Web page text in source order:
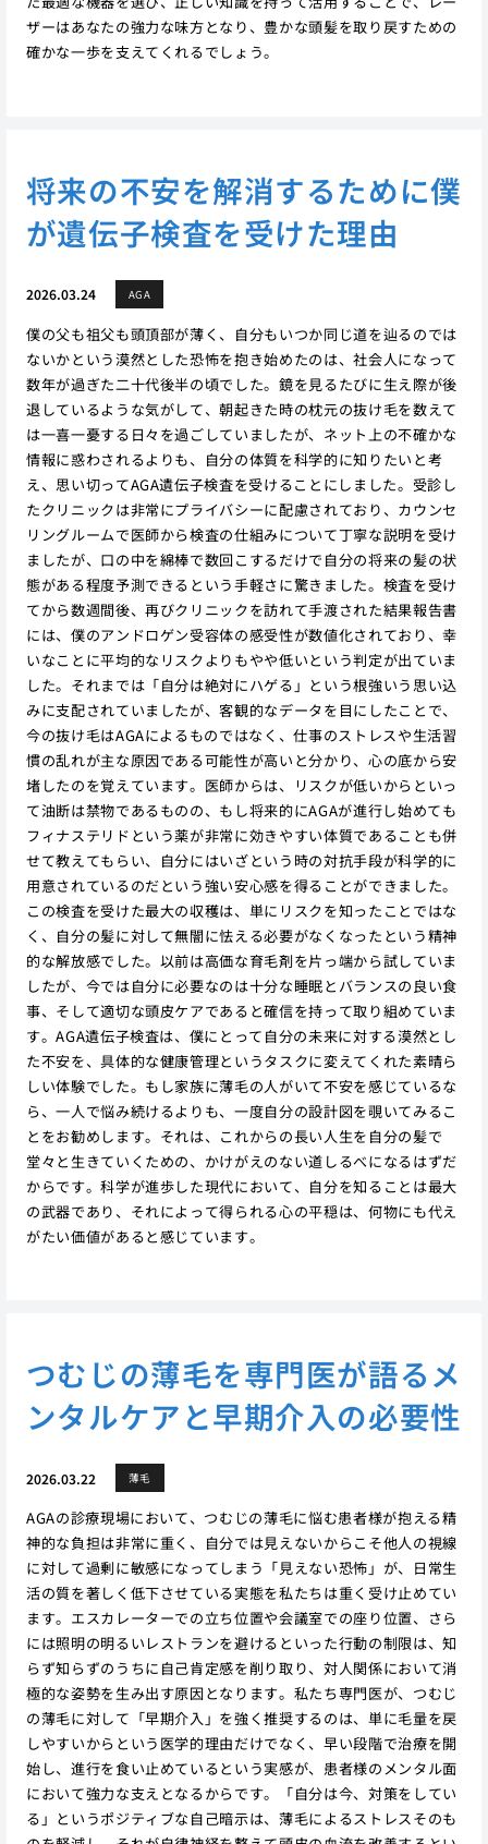
ザーはあなたの強力な味方となり、豊かな頭髪を取り戻すための
確かな一歩を支えてくれるでしょう。
将来の不安を解消するために僕
が遺伝子検査を受けた理由
2026.03.24 AGA
僕の父も祖父も頭頂部が薄く、自分もいつか同じ道を辿るのでは
ないかという漠然とした恐怖を抱き始めたのは、社会人になって
数年が過ぎた二十代後半の頃でした。鏡を見るたびに生え際が後
退しているような気がして、朝起きた時の枕元の抜け毛を数えて
は一喜一憂する日々を過ごしていましたが、ネット上の不確かな
情報に惑わされるよりも、自分の体質を科学的に知りたいと考
え、思い切ってAGA遺伝子検査を受けることにしました。受診し
たクリニックは非常にプライバシーに配慮されており、カウンセ
リングルームで医師から検査の仕組みについて丁寧な説明を受け
ましたが、口の中を綿棒で数回こするだけで自分の将来の髪の状
態がある程度予測できるという手軽さに驚きました。検査を受け
てから数週間後、再びクリニックを訪れて手渡された結果報告書
には、僕のアンドロゲン受容体の感受性が数値化されており、幸
いなことに平均的なリスクよりもやや低いという判定が出ていま
した。それまでは「自分は絶対にハゲる」という根強いう思い込
みに支配されていましたが、客観的なデータを目にしたことで、
今の抜け毛はAGAによるものではなく、仕事のストレスや生活習
慣の乱れが主な原因である可能性が高いと分かり、心の底から安
堵したのを覚えています。医師からは、リスクが低いからといっ
て油断は禁物であるものの、もし将来的にAGAが進行し始めても
フィナステリドという薬が非常に効きやすい体質であることも併
せて教えてもらい、自分にはいざという時の対抗手段が科学的に
用意されているのだという強い安心感を得ることができました。
この検査を受けた最大の収穫は、単にリスクを知ったことではな
く、自分の髪に対して無闇に怯える必要がなくなったという精神
的な解放感でした。以前は高価な育毛剤を片っ端から試していま
したが、今では自分に必要なのは十分な睡眠とバランスの良い食
事、そして適切な頭皮ケアであると確信を持って取り組めていま
す。AGA遺伝子検査は、僕にとって自分の未来に対する漠然とし
た不安を、具体的な健康管理というタスクに変えてくれた素晴ら
しい体験でした。もし家族に薄毛の人がいて不安を感じているな
ら、一人で悩み続けるよりも、一度自分の設計図を覗いてみるこ
とをお勧めします。それは、これからの長い人生を自分の髪で
堂々と生きていくための、かけがえのない道しるべになるはずだ
からです。科学が進歩した現代において、自分を知ることは最大
の武器であり、それによって得られる心の平穏は、何物にも代え
がたい価値があると感じています。
つむじの薄毛を専門医が語るメ
ンタルケアと早期介入の必要性
2026.03.22 薄毛
AGAの診療現場において、つむじの薄毛に悩む患者様が抱える精
神的な負担は非常に重く、自分では見えないからこそ他人の視線
に対して過剰に敏感になってしまう「見えない恐怖」が、日常生
活の質を著しく低下させている実態を私たちは重く受け止めてい
ます。エスカレーターでの立ち位置や会議室での座り位置、さら
には照明の明るいレストランを避けるといった行動の制限は、知
らず知らずのうちに自己肯定感を削り取り、対人関係において消
極的な姿勢を生み出す原因となります。私たち専門医が、つむじ
の薄毛に対して「早期介入」を強く推奨するのは、単に毛量を戻
しやすいからという医学的理由だけでなく、早い段階で治療を開
始し、進行を食い止めているという実感が、患者様のメンタル面
において強力な支えとなるからです。「自分は今、対策をしてい
る」というポジティブな自己暗示は、薄毛によるストレスそのも